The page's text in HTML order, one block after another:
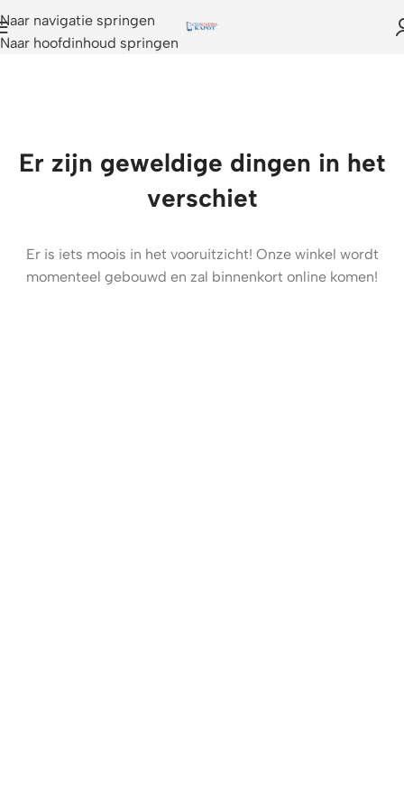
Naar navigatie springen
Naar hoofdinhoud springen
Er zijn geweldige dingen in het
verschiet
Er is iets moois in het vooruitzicht! Onze winkel wordt
momenteel gebouwd en zal binnenkort online komen!